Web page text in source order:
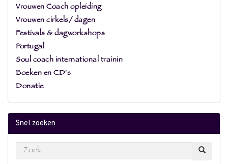
Vrouwen Coach opleiding
Vrouwen cirkels/ dagen
Festivals & dagworkshops
Portugal
Soul coach international trainin
Boeken en CD's
Donatie
Snel zoeken